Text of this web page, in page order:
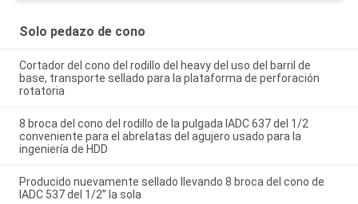
Solo pedazo de cono
Cortador del cono del rodillo del heavy del uso del barril de
base, transporte sellado para la plataforma de perforación
rotatoria
8 broca del cono del rodillo de la pulgada IADC 637 del 1/2
conveniente para el abrelatas del agujero usado para la
ingeniería de HDD
Producido nuevamente sellado llevando 8 broca del cono de
IADC 537 del 1/2” la sola